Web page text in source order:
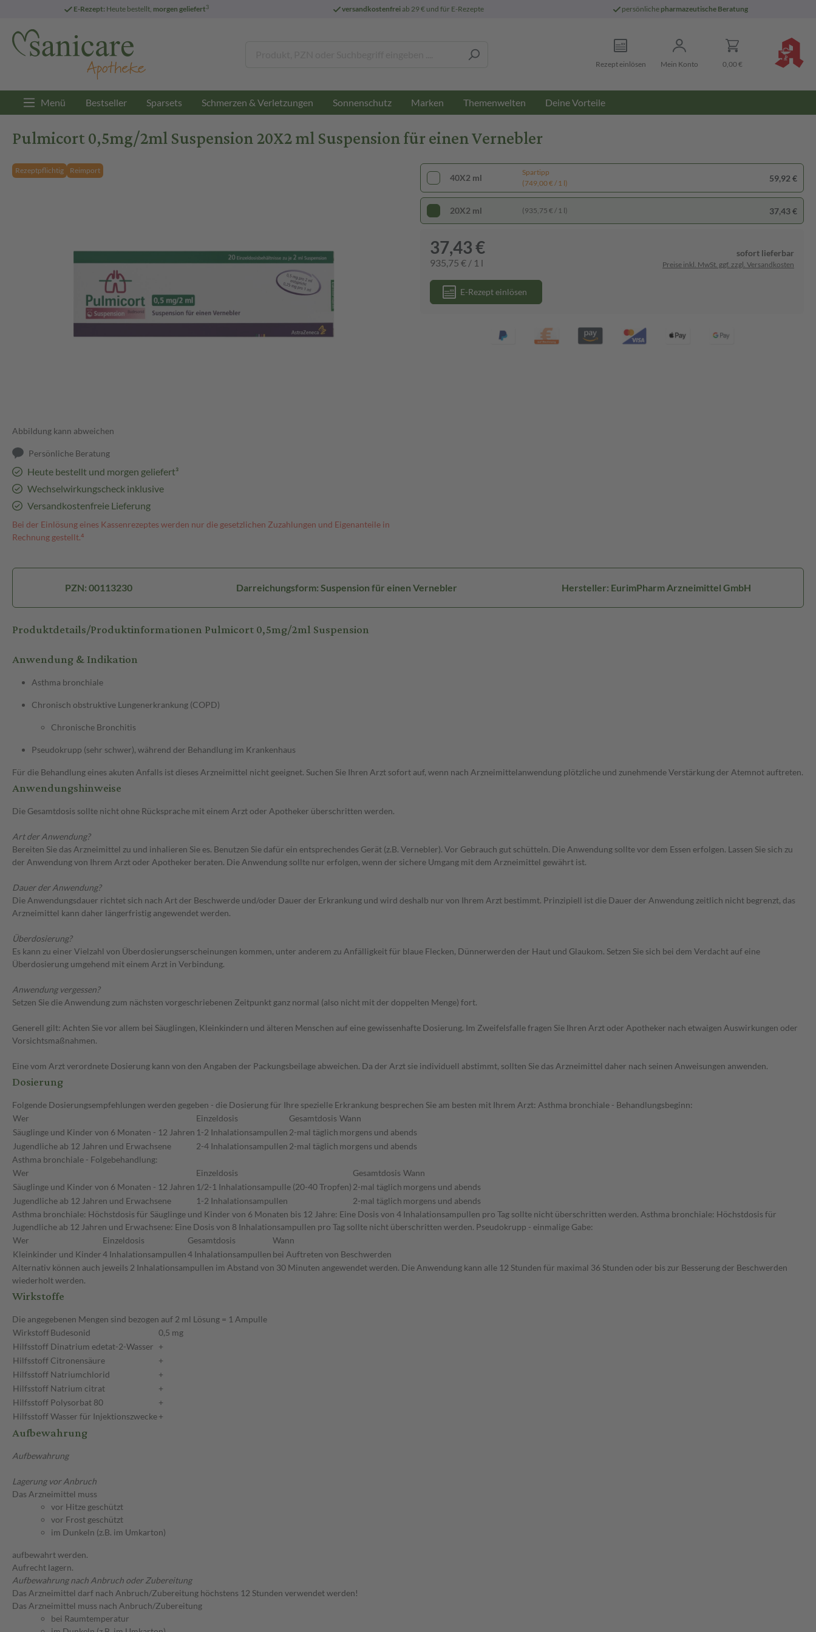
E-Rezept: Heute bestellt, morgen geliefert3 versandkostenfreiab 29 € und für E-Rezepte persönliche pharmazeutische Beratung
Rezept einlösen Mein Konto 0,00 €
Menü Bestseller Sparsets Schmerzen & Verletzungen Sonnenschutz Marken Themenwelten Deine Vorteile
Pulmicort 0,5mg/2ml Suspension 20X2 ml Suspension für einen Vernebler
Rezeptpflichtig Reimport
Abbildung kann abweichen
Persönliche Beratung
Heute bestellt und morgen geliefert³
Wechselwirkungscheck inklusive
Versandkostenfreie Lieferung
Bei der Einlösung eines Kassenrezeptes werden nur die gesetzlichen Zuzahlungen und Eigenanteile in
Rechnung gestellt.⁴
40X2 ml
Spartipp
(749,00 € / 1 l)
59,92 €
20X2 ml (935,75 € / 1 l) 37,43 €
37,43 €
935,75 € / 1 l
sofort lieferbar
Preise inkl. MwSt. ggf. zzgl. Versandkosten
E-Rezept einlösen
PZN: 00113230 Darreichungsform: Suspension für einen Vernebler Hersteller: EurimPharm Arzneimittel GmbH
Produktdetails/Produktinformationen Pulmicort 0,5mg/2ml Suspension
Anwendung & Indikation
Asthma bronchiale
Chronisch obstruktive Lungenerkrankung (COPD)
Chronische Bronchitis
Pseudokrupp (sehr schwer), während der Behandlung im Krankenhaus
Für die Behandlung eines akuten Anfalls ist dieses Arzneimittel nicht geeignet. Suchen Sie Ihren Arzt sofort auf, wenn nach Arzneimittelanwendung plötzliche und zunehmende Verstärkung der Atemnot auftreten.
Anwendungshinweise
Die Gesamtdosis sollte nicht ohne Rücksprache mit einem Arzt oder Apotheker überschritten werden.
Art der Anwendung?
Bereiten Sie das Arzneimittel zu und inhalieren Sie es. Benutzen Sie dafür ein entsprechendes Gerät (z.B. Vernebler). Vor Gebrauch gut schütteln. Die Anwendung sollte vor dem Essen erfolgen. Lassen Sie sich zu
der Anwendung von Ihrem Arzt oder Apotheker beraten. Die Anwendung sollte nur erfolgen, wenn der sichere Umgang mit dem Arzneimittel gewährt ist.
Dauer der Anwendung?
Die Anwendungsdauer richtet sich nach Art der Beschwerde und/oder Dauer der Erkrankung und wird deshalb nur von Ihrem Arzt bestimmt. Prinzipiell ist die Dauer der Anwendung zeitlich nicht begrenzt, das
Arzneimittel kann daher längerfristig angewendet werden.
Überdosierung?
Es kann zu einer Vielzahl von Überdosierungserscheinungen kommen, unter anderem zu Anfälligkeit für blaue Flecken, Dünnerwerden der Haut und Glaukom. Setzen Sie sich bei dem Verdacht auf eine
Überdosierung umgehend mit einem Arzt in Verbindung.
Anwendung vergessen?
Setzen Sie die Anwendung zum nächsten vorgeschriebenen Zeitpunkt ganz normal (also nicht mit der doppelten Menge) fort.
Generell gilt: Achten Sie vor allem bei Säuglingen, Kleinkindern und älteren Menschen auf eine gewissenhafte Dosierung. Im Zweifelsfalle fragen Sie Ihren Arzt oder Apotheker nach etwaigen Auswirkungen oder
Vorsichtsmaßnahmen.
Eine vom Arzt verordnete Dosierung kann von den Angaben der Packungsbeilage abweichen. Da der Arzt sie individuell abstimmt, sollten Sie das Arzneimittel daher nach seinen Anweisungen anwenden.
Dosierung
Folgende Dosierungsempfehlungen werden gegeben - die Dosierung für Ihre spezielle Erkrankung besprechen Sie am besten mit Ihrem Arzt: Asthma bronchiale - Behandlungsbeginn:
Wer
Einzeldosis Gesamtdosis Wann
Säuglinge und Kinder von 6 Monaten - 12 Jahren 1-2 Inhalationsampullen 2-mal täglich morgens und abends
Jugendliche ab 12 Jahren und Erwachsene
2-4 Inhalationsampullen 2-mal täglich morgens und abends
Asthma bronchiale - Folgebehandlung:
Wer
Einzeldosis Gesamtdosis Wann
Säuglinge und Kinder von 6 Monaten - 12 Jahren 1/2-1 Inhalationsampulle (20-40 Tropfen) 2-mal täglich morgens und abends
Jugendliche ab 12 Jahren und Erwachsene
1-2 Inhalationsampullen 2-mal täglich morgens und abends
Asthma bronchiale: Höchstdosis für Säuglinge und Kinder von 6 Monaten bis 12 Jahre: Eine Dosis von 4 Inhalationsampullen pro Tag sollte nicht überschritten werden. Asthma bronchiale: Höchstdosis für
Jugendliche ab 12 Jahren und Erwachsene: Eine Dosis von 8 Inhalationsampullen pro Tag sollte nicht überschritten werden. Pseudokrupp - einmalige Gabe:
Wer
Einzeldosis Gesamtdosis
Wann
Kleinkinder und Kinder4 Inhalationsampullen4 Inhalationsampullen bei Auftreten von Beschwerden
Alternativ können auch jeweils 2 Inhalationsampullen im Abstand von 30 Minuten angewendet werden. Die Anwendung kann alle 12 Stunden für maximal 36 Stunden oder bis zur Besserung der Beschwerden
wiederholt werden.
Wirkstoffe
Die angegebenen Mengen sind bezogen auf 2 ml Lösung = 1 Ampulle
WirkstoffBudesonid
0,5 mg
Hilfsstoff Dinatrium edetat-2-Wasser +
Hilfsstoff Citronensäure
+
Hilfsstoff Natriumchlorid
+
Hilfsstoff Natrium citrat
+
Hilfsstoff Polysorbat 80
+
HilfsstoffWasser für Injektionszwecke+
Aufbewahrung
Aufbewahrung
Lagerung vor Anbruch
Das Arzneimittel muss
vor Hitze geschützt
vor Frost geschützt
im Dunkeln (z.B. im Umkarton)
aufbewahrt werden.
Aufrecht lagern.
Aufbewahrung nach Anbruch oder Zubereitung
Das Arzneimittel darf nach Anbruch/Zubereitung höchstens 12 Stunden verwendet werden!
Das Arzneimittel muss nach Anbruch/Zubereitung
bei Raumtemperatur